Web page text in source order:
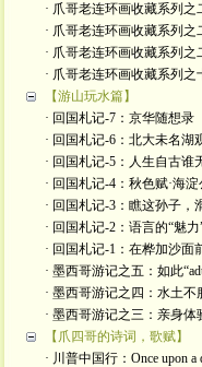
· 爪哥老连环画收藏系列之
· 爪哥老连环画收藏系列之
· 爪哥老连环画收藏系列之
· 爪哥老连环画收藏系列之
【游山玩水篇】
· 回国札记-7：京华随想录
· 回国札记-6：北大未名湖
· 回国札记-5：人生自古谁
· 回国札记-4：秋色赋·海淀
· 回国札记-3：瞧这孙子，
· 回国札记-2：语言的“魅力
· 回国札记-1：在桦加沙面
· 墨西哥游记之五：如此
· 墨西哥游记之四：水土不
· 墨西哥游记之三：亲身体
【爪四哥的诗词，歌赋】
· 川普中国行：Once upon a